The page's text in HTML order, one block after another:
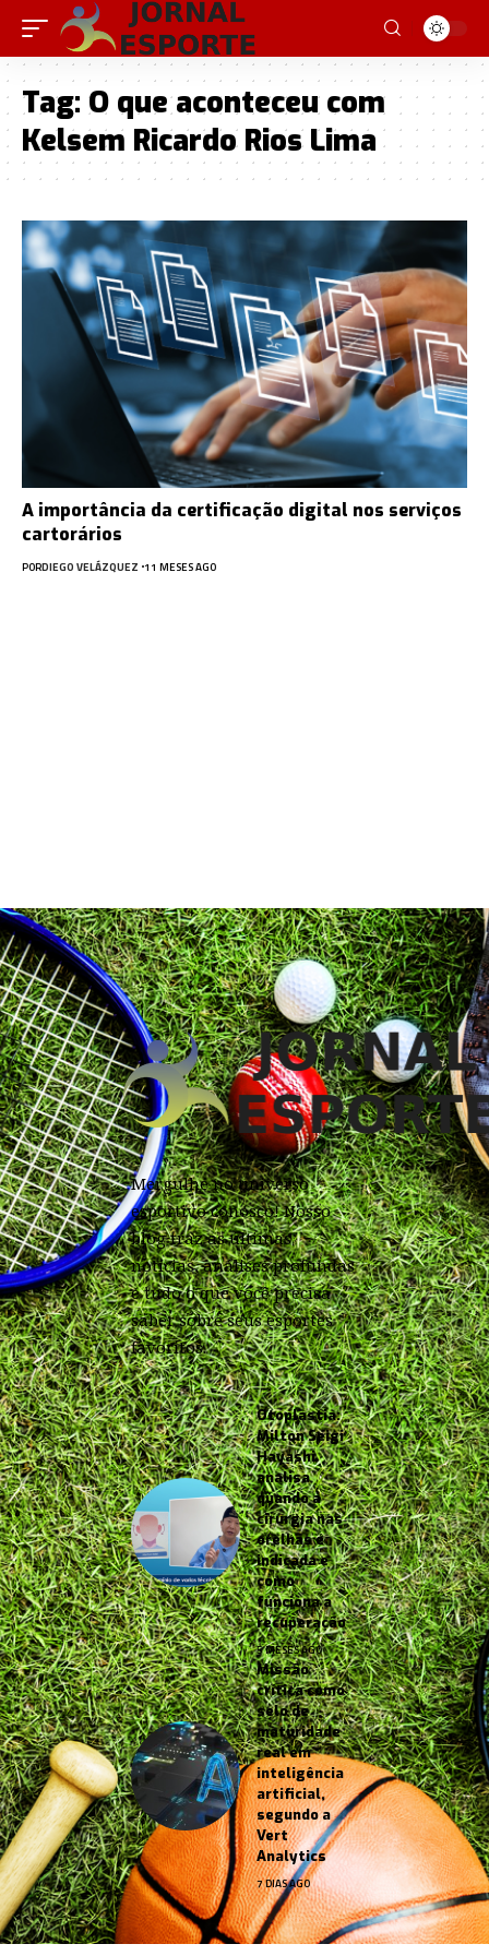
Tag: O que aconteceu com
Kelsem Ricardo Rios Lima
A importância da certificação digital nos serviços
cartorários
PORDIEGO VELÁZQUEZ 11 MESES AGO
Mergulhe no universo
esportivo conosco! Nosso
blog traz as últimas
notícias, análises profundas
e tudo o que você precisa
saber sobre seus esportes
favoritos.
Otoplastia:
Milton Seigi
Hayashi
analisa
quando a
cirurgia nas
orelhas é
indicada e
como
funciona a
recuperação
5 MESES AGO
Missão
crítica como
selo de
maturidade
real em
inteligência
artificial,
segundo a
Vert
Analytics
7 DIAS AGO